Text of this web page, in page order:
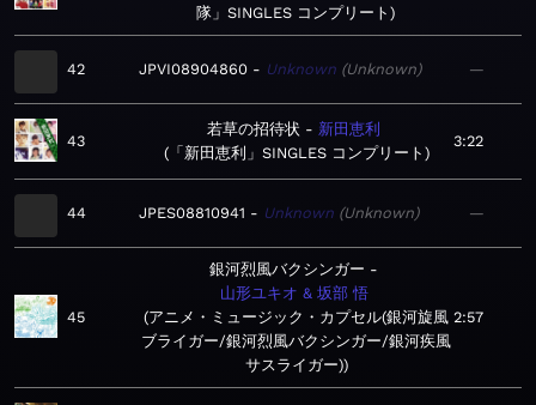
隊」SINGLES コンプリート
42 JPVI08904860 Unknown Unknown —
43
若草の招待状
新田恵利
「新田恵利」SINGLES コンプリート
3:22
44 JPES08810941 Unknown Unknown —
45
銀河烈風バクシンガー
山形ユキオ & 坂部 悟
アニメ・ミュージック・カプセル(銀河旋風
ブライガー/銀河烈風バクシンガー/銀河疾風
サスライガー)
2:57